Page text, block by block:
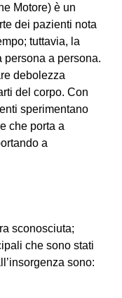
Motore) è un
dei pazienti nota
tuttavia, la
persona a persona.
debolezza
del corpo. Con
sperimentano
che porta a
a
sconosciuta;
che sono stati
sono: